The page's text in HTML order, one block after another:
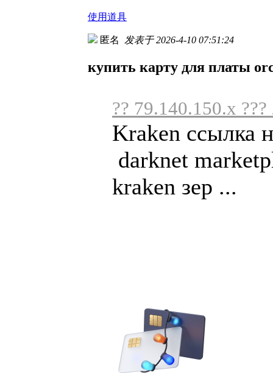
使用道具
匿名 发表于 2026-4-10 07:51:24
купить карту для платы
?? 79.140.150.x
Kraken ссылка
darknet
kraken зер ...